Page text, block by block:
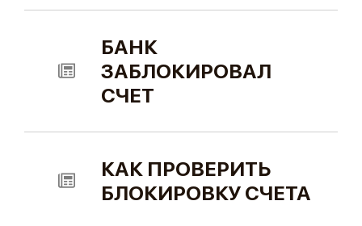
БАНК
ЗАБЛОКИРОВАЛ
СЧЕТ
КАК ПРОВЕРИТЬ
БЛОКИРОВКУ СЧЕТА